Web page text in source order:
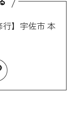
行】宇佐市 本